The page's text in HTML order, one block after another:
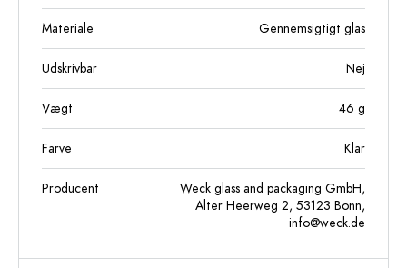
Materiale Gennemsigtigt glas
Udskrivbar Nej
Vægt 46 g
Farve Klar
Producent
Weck glass and packaging GmbH,
Alter Heerweg 2, 53123 Bonn,
info@weck.de